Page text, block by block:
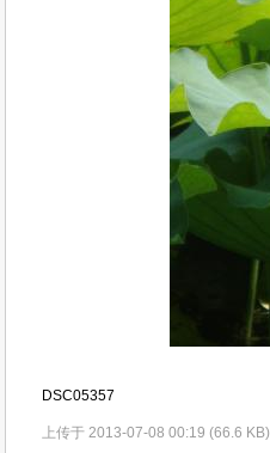
DSC05357
上传于 2013-07-08 00:19 (66.6 KB)